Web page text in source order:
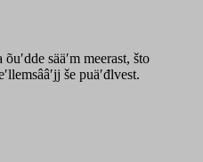
õuʹdde sääʹm meerast, što
še puäʹđlvest.